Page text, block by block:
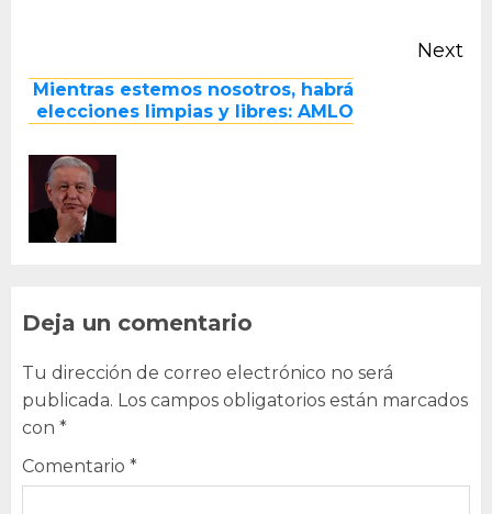
Next
post:
Mientras estemos nosotros, habrá
elecciones limpias y libres: AMLO
Deja un comentario
Tu dirección de correo electrónico no será
publicada. Los campos obligatorios están marcados
con *
Comentario *